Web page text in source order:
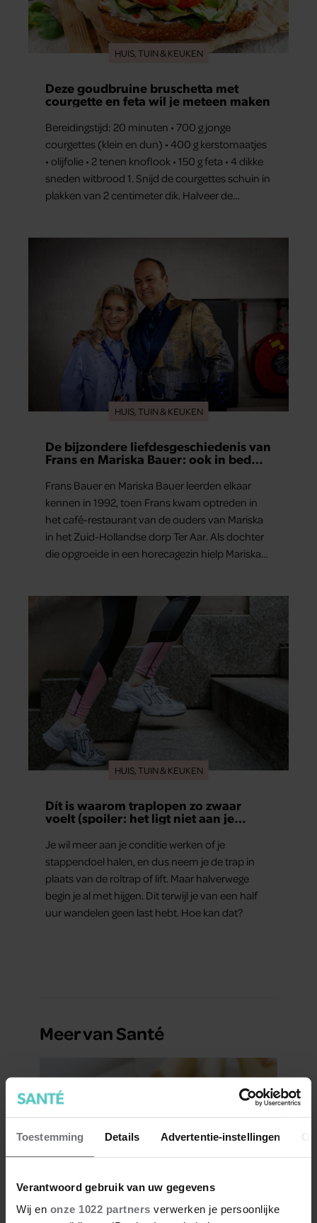
Toestemming Details Advertentie-instellingen
Verantwoord gebruik van uw gegevens
Wij en onze 1022 partners verwerken je persoonlijke
HUIS, TUIN & KEUKEN
Deze goudbruine bruschetta met
courgette en feta wil je meteen maken
Bereidingstijd: 20 minuten • 700 g jonge
courgettes (klein en dun) • 400 g kerstomaatjes
• olijfolie • 2 tenen knoflook • 150 g feta • 4 dikke
sneden witbrood 1. Snijd de courgettes schuin in
plakken van 2 centimeter dik. Halveer de
HUIS, TUIN & KEUKEN
De bijzondere liefdesgeschiedenis van
Frans en Mariska Bauer: ook in bed
Frans Bauer en Mariska Bauer leerden elkaar
kennen in 1992, toen Frans kwam optreden in
het café-restaurant van de ouders van Mariska
in het Zuid-Hollandse dorp Ter Aar. Als dochter
die opgroeide in een horecagezin hielp Mariska
HUIS, TUIN & KEUKEN
Dít is waarom traplopen zo zwaar
voelt (spoiler: het ligt niet aan je
Je wil meer aan je conditie werken of je
stappendoel halen, en dus neem je de trap in
plaats van de roltrap of lift. Maar halverwege
begin je al met hijgen. Dit terwijl je van een half
uur wandelen geen last hebt. Hoe kan dat?
Meer van Santé
Is meloen gezond?